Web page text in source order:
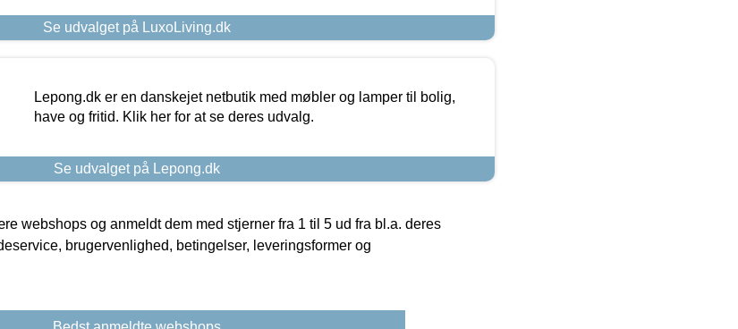
Se udvalget på LuxoLiving.dk
Lepong.dk er en danskejet netbutik med møbler og lamper til bolig,
have og fritid. Klik her for at se deres udvalg.
Se udvalget på Lepong.dk
webshops og anmeldt dem med stjerner fra 1 til 5 ud fra bl.a. deres
brugervenlighed, betingelser, leveringsformer og